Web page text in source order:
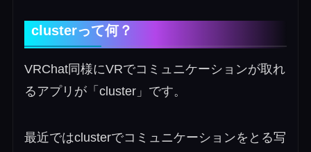
clusterって何？
VRChat同様にVRでコミュニケーションが取れ
るアプリが「cluster」です。
最近ではclusterでコミュニケーションをとる写